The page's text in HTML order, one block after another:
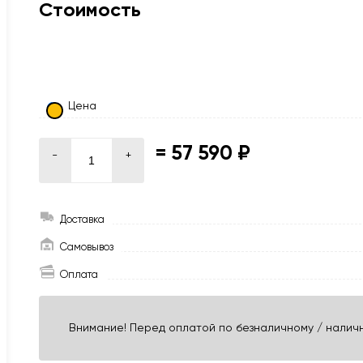
Стоимость
Цена
- + = 57 590 ₽
Доставка
Самовывоз
Оплата
Внимание! Перед оплатой по безналичному /